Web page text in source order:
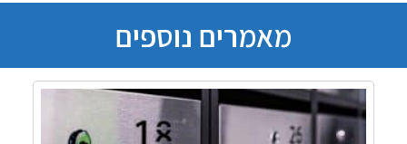
מאמרים נוספים